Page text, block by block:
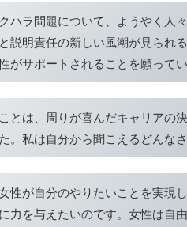
ハラ問題について、ようやく人
説明責任の新しい風潮が見られ
がサポートされることを願って
とは、周りが喜んだキャリアの
。私は自分から聞こえるどんな
性が自分のやりたいことを実現
力を与えたいのです。女性は自